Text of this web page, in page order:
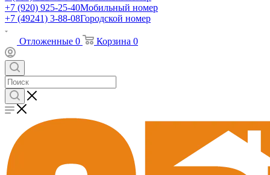
+7 (920) 925-25-40Мобильный номер
+7 (49241) 3-88-08Городской номер
Отложенные 0 Корзина 0